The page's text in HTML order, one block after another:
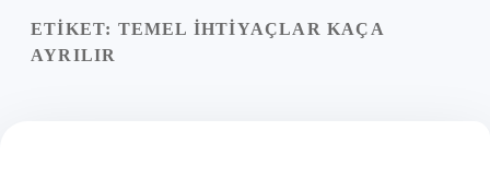
Yasal Uyarı
ETIKET: TEMEL IHTIYAÇLAR KAÇA
AYRILIR